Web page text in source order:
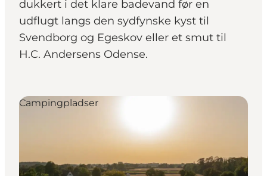
dukkert i det klare badevand før en
udflugt langs den sydfynske kyst til
Svendborg og Egeskov eller et smut til
H.C. Andersens Odense.
Campingpladser